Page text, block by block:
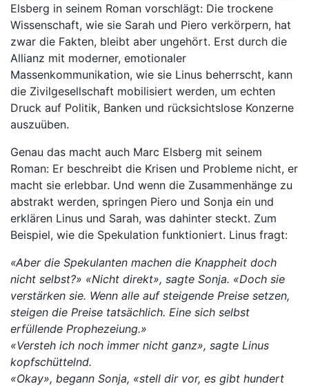
Elsberg in seinem Roman vorschlägt: Die trockene
Wissenschaft, wie sie Sarah und Piero verkörpern, hat
zwar die Fakten, bleibt aber ungehört. Erst durch die
Allianz mit moderner, emotionaler
Massenkommunikation, wie sie Linus beherrscht, kann
die Zivilgesellschaft mobilisiert werden, um echten
Druck auf Politik, Banken und rücksichtslose Konzerne
auszuüben.
Genau das macht auch Marc Elsberg mit seinem
Roman: Er beschreibt die Krisen und Probleme nicht, er
macht sie erlebbar. Und wenn die Zusammenhänge zu
abstrakt werden, springen Piero und Sonja ein und
erklären Linus und Sarah, was dahinter steckt. Zum
Beispiel, wie die Spekulation funktioniert. Linus fragt:
«Aber die Spekulanten machen die Knappheit doch
nicht selbst?» «Nicht direkt», sagte Sonja. «Doch sie
verstärken sie. Wenn alle auf steigende Preise setzen,
steigen die Preise tatsächlich. Eine sich selbst
erfüllende Prophezeiung.»
«Versteh ich noch immer nicht ganz», sagte Linus
kopfschüttelnd.
«Okay», begann Sonja, «stell dir vor, es gibt hundert